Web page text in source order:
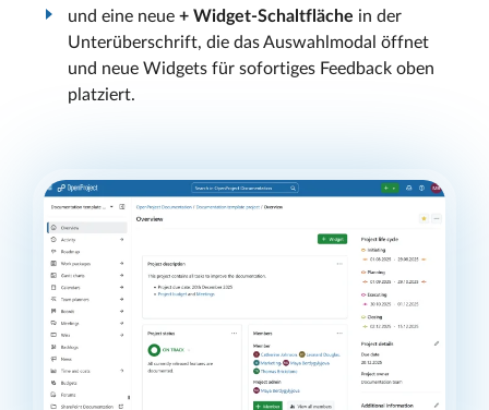
und eine neue + Widget-Schaltfläche in der
Unterüberschrift, die das Auswahlmodal öffnet
und neue Widgets für sofortiges Feedback oben
platziert.